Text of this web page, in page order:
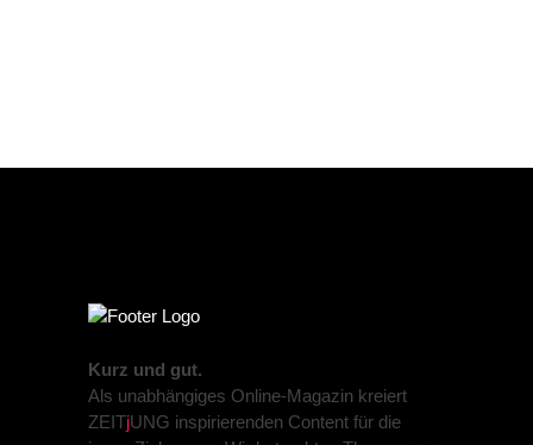
Kurz und gut.
Als unabhängiges Online-Magazin kreiert
ZEITjUNG inspirierenden Content für die